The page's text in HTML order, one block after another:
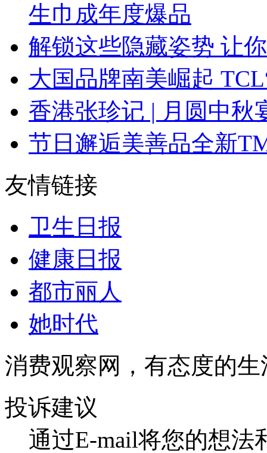
生巾成年度爆品
解锁这些隐藏姿势 让
大国品牌南美崛起
香港张珍记 | 月圆中秋
节日邂逅美善品全新
友情链接
卫生日报
健康日报
都市丽人
她时代
消费观察网，有态度的
投诉建议
通过E-mail将您的想法